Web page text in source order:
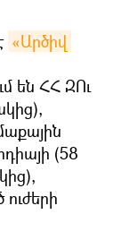
«Արծիվ
են ՀՀ ԶՈւ
(58